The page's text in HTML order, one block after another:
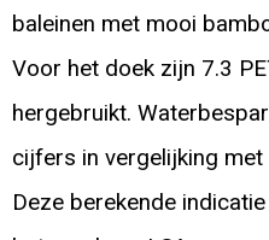
baleinen met mooi
Voor het doek zijn 7.3
hergebruikt.
cijfers in vergelijking met
Deze berekende